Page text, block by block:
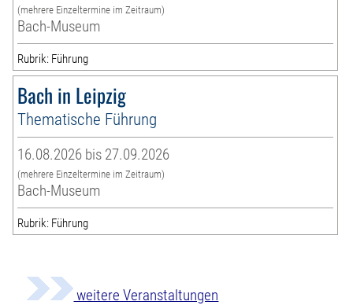
(mehrere Einzeltermine im Zeitraum)
Bach-Museum
Rubrik: Führung
Bach in Leipzig
Thematische Führung
16.08.2026 bis 27.09.2026
(mehrere Einzeltermine im Zeitraum)
Bach-Museum
Rubrik: Führung
weitere Veranstaltungen